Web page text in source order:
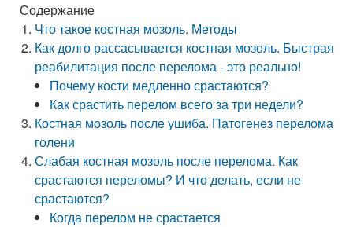
Содержание
Что такое костная мозоль. Методы
Как долго рассасывается костная мозоль. Быстрая
реабилитация после перелома - это реально!
Почему кости медленно срастаются?
Как срастить перелом всего за три недели?
Костная мозоль после ушиба. Патогенез перелома
голени
Слабая костная мозоль после перелома. Как
срастаются переломы? И что делать, если не
срастаются?
Когда перелом не срастается